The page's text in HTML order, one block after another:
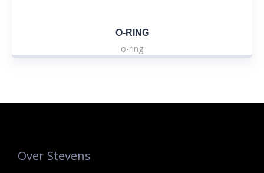
O-RING
o-ring
Over Stevens